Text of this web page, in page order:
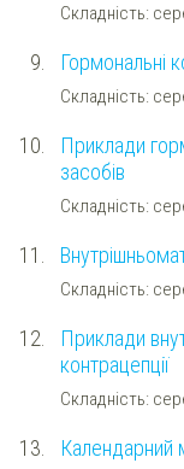
Складність:
9. Гормональні
Складність:
10.
Приклади
засобів
Складність:
11.
Складність:
12.
Приклади
контрацепції
Складність:
13. Календарний